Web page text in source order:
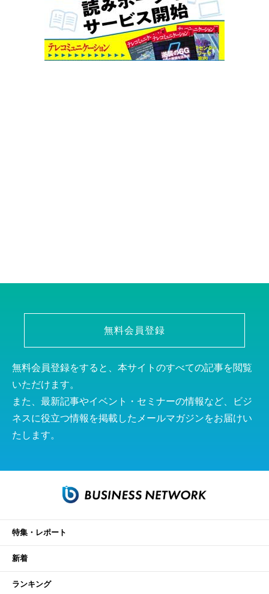
無料会員登録
無料会員登録をすると、本サイトのすべての記事を閲覧
いただけます。
また、最新記事やイベント・セミナーの情報など、ビジ
ネスに役立つ情報を掲載したメールマガジンをお届けい
たします。
特集・レポート
新着
ランキング